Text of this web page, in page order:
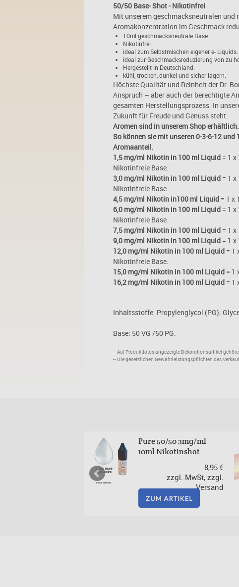
50/50 Base- Shot - Nikotinfrei
Mit unserem geschmacksneutralen und
Aromakonzentration im Geschmack
10ml geschmacksneutrale Base
Nikotinfrei
ideal zum Selbstmischen eigener e- Liquids.
ideal zur Geschmacksreduzierung von zu
Hergestellt in Deutschland.
kühl, trocken, dunkel und sicher lagern.
Höchste Qualität und Reinheit der Dr.
Anspruch – aber auch der berechtigte
gesamten Herstellungsprozess. In
Zukunft für Freude und Genuss steht.
Aromen sind in unserem Shop erhältlich.
So können sie mit unseren 0-3-6-12
Aromaanteil.
1,5 mg/ml Nikotin in 100 ml Liquid = 1
Nikotinfreie Base.
3,0 mg/ml Nikotin in 100 ml Liquid = 1
Nikotinfreie Base.
4,5 mg/ml Nikotin in100 ml Liquid = 1 x
6,0 mg/ml Nikotin in 100 ml Liquid = 1
Nikotinfreie Base.
7,5 mg/ml Nikotin in 100 ml Liquid = 1
9,0 mg/ml Nikotin in 100 ml Liquid = 1
12,0 mg/ml Nikotin in 100 ml Liquid = 1
Nikotinfreie Base.
15,0 mg/ml Nikotin in 100 ml Liquid = 1
16,2 mg/ml Nikotin in 100 ml Liquid = 1
Inhaltsstoffe: Propylenglycol (PG);
Base: 50 VG /50 PG.
-- Auf Produktfotos angezeigte Dekorationsartikel
-- Die gesetzlichen Gewährleistungspflichten des
Pure 50/50 3mg/ml
10ml Nikotinshot
8,95 €
zzgl. MwSt, zzgl.
Versand